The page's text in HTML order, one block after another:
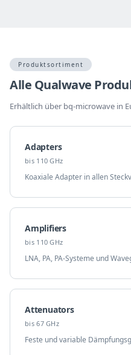
Produktsortiment
Alle Qualwave
Erhältlich über bq-microwave in
Adapters
bis 110 GHz
Koaxiale Adapter in allen
Amplifiers
bis 110 GHz
LNA, PA, PA-Systeme und
Attenuators
bis 67 GHz
Feste und variable